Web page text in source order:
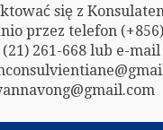
się z
przez telefon
(21) 261-668 lub e-mail